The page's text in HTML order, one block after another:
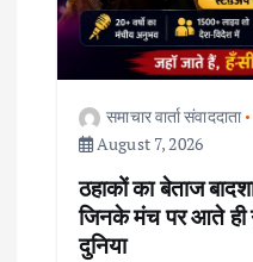
o
समाचार वार्ता संवाददाता
August 7, 2026
ठहाकों का बेताज
जिनके मंच पर आते ही
दुनिया